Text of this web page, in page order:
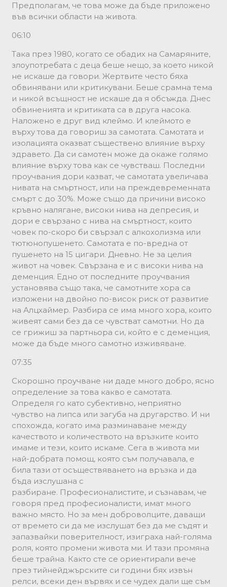
Предполагам, че това може да бъде приложено
във всички области на живота.
06:10
Така през 1980, когато се обадих на Самаряните,
злоупотребата с деца беше нещо, за което никой
не искаше да говори. Жертвите често бяха
обвинявани или критикувани. Беше срамна тема
и никой всъщност не искаше да я обсъжда. Днес
обвиненията и критиката са в друга насока.
Наложено е друг вид клеймо. И клеймото е
върху това да говориш за самотата. Самотата и
изолацията оказват съществено влияние върху
здравето. Да си самотен може да окаже голямо
влияние върху това как се чувстваш. Последни
проучвания дори казват, че самотата увеличава
нивата на смъртност, или на преждевременната
смърт с до 30%. Може също да причини високо
кръвно налягане, високи нива на депресия, и
дори е свързано с нива на смъртност, които
човек по-скоро би свързал с алкохолизма или
тютюнопушенето. Самотата е по-вредна от
пушенето на 15 цигари. Дневно. Не за целия
живот на човек. Свързана е и с високи нива на
деменция. Едно от последните проучвания
установява също така, че самотните хора са
изложени на двойно по-висок риск от развитие
на Алцхаймер. Разбира се има много хора, които
живеят сами без да се чувстват самотни. Но да
се грижиш за партньора си, който е с деменция,
може да бъде много самотно изживяване.
07:35
Скорошно проучване ни даде много добро, ясно
определение за това какво е самотата.
Определя го като субективно, неприятно
чувство на липса или загуба на другарство. И ни
спохожда, когато има разминаване между
качеството и количеството на връзките които
имаме и тези, които искаме. Сега в живота ми
най-добрата помощ, която съм получавала, е
била тази от осъществяването на връзка и да
бъда изслушана с
разбиране. Професионалистите, и съзнавам, че
говоря пред професионалисти, имат много
важно място. Но за мен доброволците, даващи
от времето си да ме изслушат без да ме съдят и
запазвайки поверителност, изиграха най-голяма
роля, която промени живота ми. И тази промяна
беше трайна. Както сте се ориентирали вече
през тийнейджърските си години бях извън
релси, всеки ден вървях и се чудех дали ще съм